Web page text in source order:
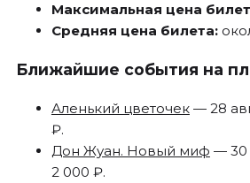
Максимальная цена
Средняя цена билета:
Ближайшие события на
Аленький цветочек— 28
₽.
Дон Жуан. Новый миф — 30
2 000 ₽.